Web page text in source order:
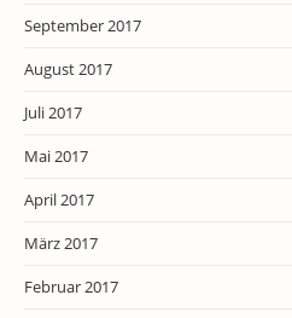
September 2017
August 2017
Juli 2017
Mai 2017
April 2017
März 2017
Februar 2017